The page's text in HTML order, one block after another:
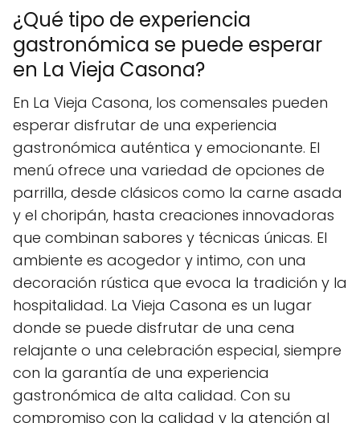
¿Qué tipo de experiencia
gastronómica se puede esperar
en La Vieja Casona?
En La Vieja Casona, los comensales pueden
esperar disfrutar de una experiencia
gastronómica auténtica y emocionante. El
menú ofrece una variedad de opciones de
parrilla, desde clásicos como la carne asada
y el choripán, hasta creaciones innovadoras
que combinan sabores y técnicas únicas. El
ambiente es acogedor y intimo, con una
decoración rústica que evoca la tradición y la
hospitalidad. La Vieja Casona es un lugar
donde se puede disfrutar de una cena
relajante o una celebración especial, siempre
con la garantía de una experiencia
gastronómica de alta calidad. Con su
compromiso con la calidad y la atención al